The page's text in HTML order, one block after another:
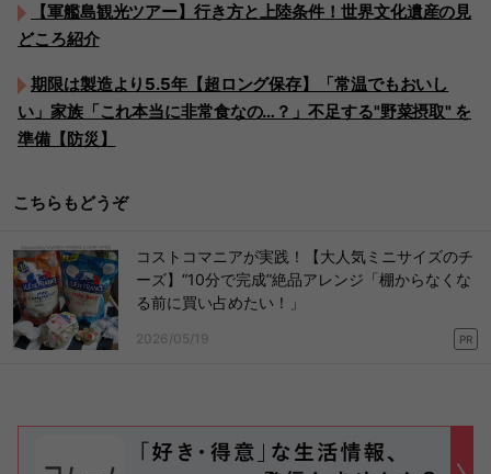
【軍艦島観光ツアー】行き方と上陸条件！世界文化遺産の見
どころ紹介
期限は製造より5.5年【超ロング保存】「常温でもおいし
い」家族「これ本当に非常食なの…？」不足する"野菜摂取" を
準備【防災】
こちらもどうぞ
コストコマニアが実践！【大人気ミニサイズのチ
ーズ】“10分で完成”絶品アレンジ「棚からなくな
る前に買い占めたい！」
2026/05/19 PR